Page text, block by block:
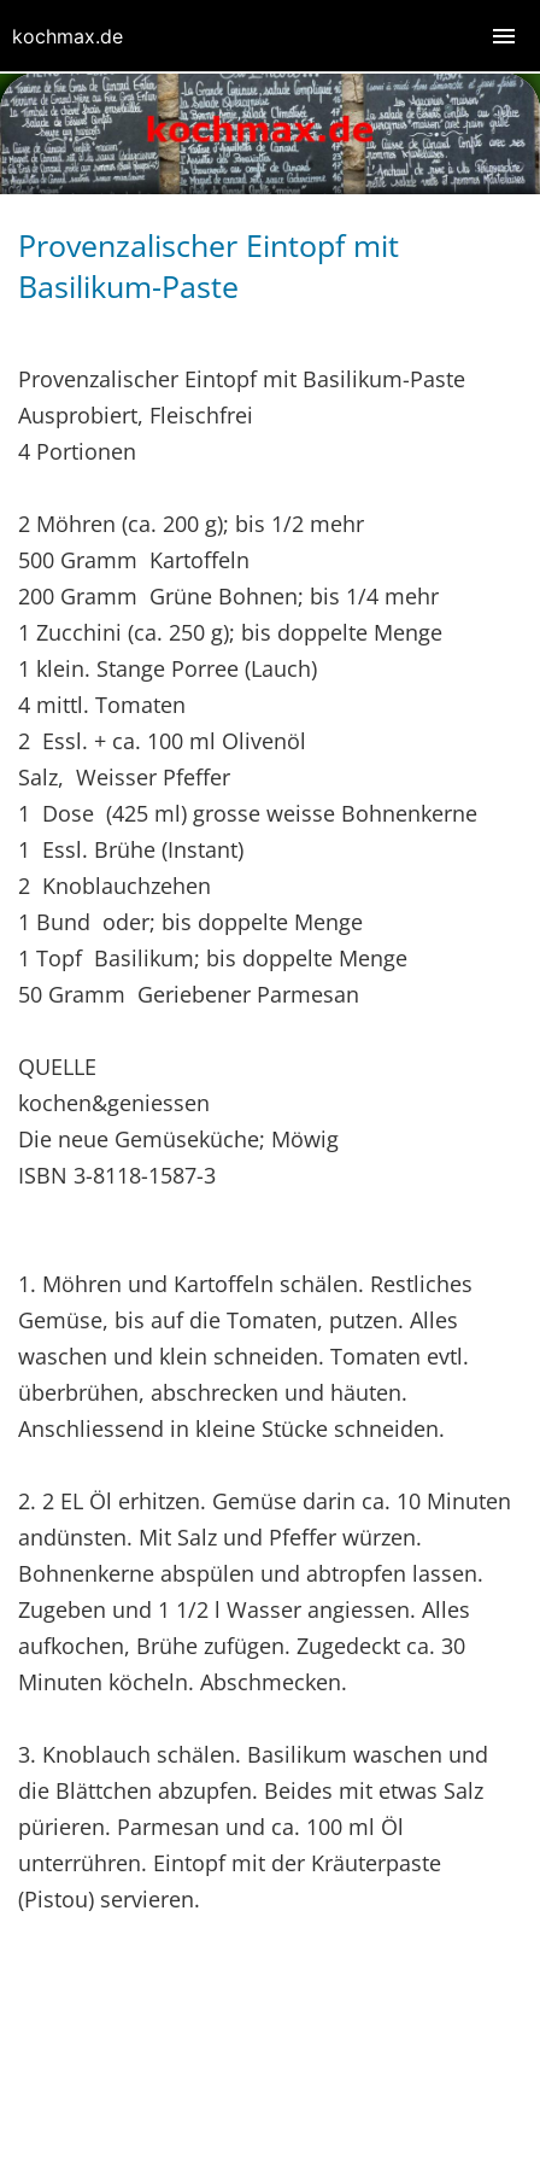
Provenzalischer Eintopf mit
Basilikum-Paste
Provenzalischer Eintopf mit Basilikum-Paste
Ausprobiert, Fleischfrei
4 Portionen
2 Möhren (ca. 200 g); bis 1/2 mehr
500 Gramm Kartoffeln
200 Gramm Grüne Bohnen; bis 1/4 mehr
1 Zucchini (ca. 250 g); bis doppelte Menge
1 klein. Stange Porree (Lauch)
4 mittl. Tomaten
2 Essl. + ca. 100 ml Olivenöl
Salz, Weisser Pfeffer
1 Dose (425 ml) grosse weisse Bohnenkerne
1 Essl. Brühe (Instant)
2 Knoblauchzehen
1 Bund oder; bis doppelte Menge
1 Topf Basilikum; bis doppelte Menge
50 Gramm Geriebener Parmesan
QUELLE
kochen&geniessen
Die neue Gemüseküche; Möwig
ISBN 3-8118-1587-3
1. Möhren und Kartoffeln schälen. Restliches
Gemüse, bis auf die Tomaten, putzen. Alles
waschen und klein schneiden. Tomaten evtl.
überbrühen, abschrecken und häuten.
Anschliessend in kleine Stücke schneiden.
2. 2 EL Öl erhitzen. Gemüse darin ca. 10 Minuten
andünsten. Mit Salz und Pfeffer würzen.
Bohnenkerne abspülen und abtropfen lassen.
Zugeben und 1 1/2 l Wasser angiessen. Alles
aufkochen, Brühe zufügen. Zugedeckt ca. 30
Minuten köcheln. Abschmecken.
3. Knoblauch schälen. Basilikum waschen und
die Blättchen abzupfen. Beides mit etwas Salz
pürieren. Parmesan und ca. 100 ml Öl
unterrühren. Eintopf mit der Kräuterpaste
(Pistou) servieren.
kochmax.de